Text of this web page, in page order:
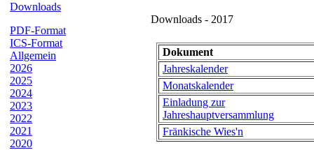
Downloads
PDF-Format
ICS-Format
Allgemein
2026
2025
2024
2023
2022
2021
2020
Downloads - 2017
Dokument
Jahreskalender
Monatskalender
Einladung zur
Jahreshauptversammlung
Fränkische Wies'n